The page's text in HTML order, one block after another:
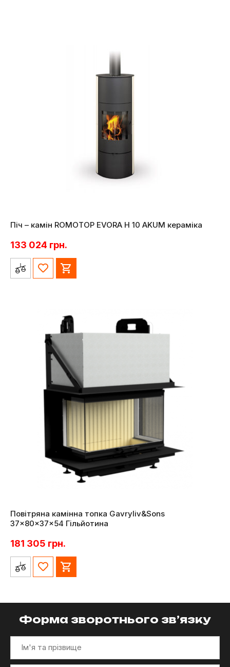
Піч – камін ROMOTOP EVORA H 10 AKUM кераміка
133 024 грн.
Повітряна камінна топка Gavryliv&Sons
37×80x37x54 Гільйотина
181 305 грн.
Форма зворотнього зв’язку